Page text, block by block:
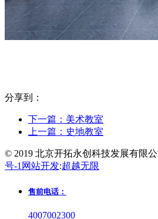
分享到：
下一篇： 美术教室
上一篇： 史地教室
© 2019 北京开拓永创科技发展有限公
号-1 网站开发:超越无限
售前电话：
4007002300